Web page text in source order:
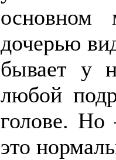
основном
дочерью
бывает у
любой
голове. Но
это